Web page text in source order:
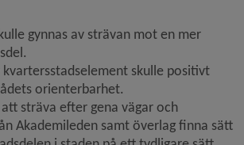
gynnas av strävan mot en mer
skulle positivt
orienterbarhet.
sträva efter gena vägar och
Akademileden samt överlag finna sätt